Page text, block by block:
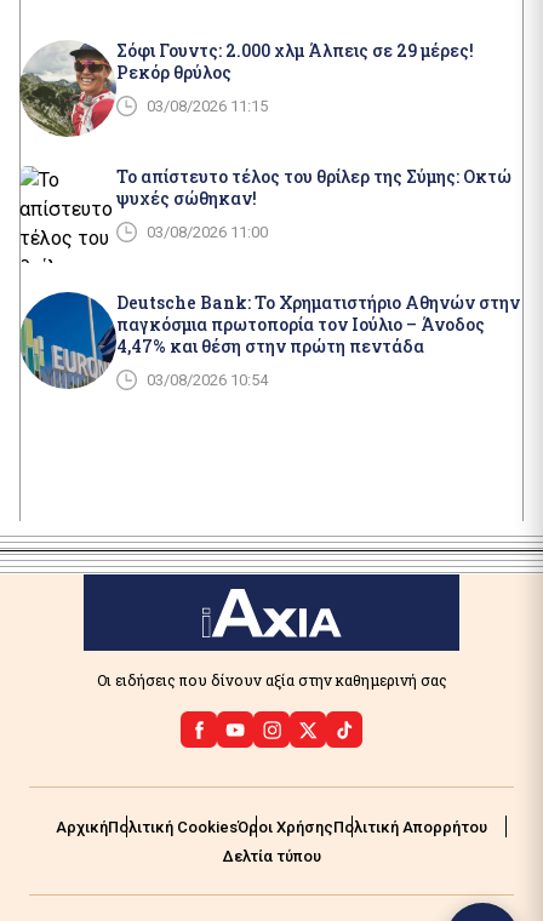
Σόφι Γουντς: 2.000 χλμ Άλπεις σε 29 μέρες!
Ρεκόρ θρύλος
03/08/2026 11:15
Το απίστευτο τέλος του θρίλερ της Σύμης: Οκτώ
ψυχές σώθηκαν!
03/08/2026 11:00
Deutsche Bank: Το Χρηματιστήριο Αθηνών στην
παγκόσμια πρωτοπορία τον Ιούλιο – Άνοδος
4,47% και θέση στην πρώτη πεντάδα
03/08/2026 10:54
Οι ειδήσεις που δίνουν αξία στην καθημερινή σας
ΑρχικήΠολιτική CookiesΌροι ΧρήσηςΠολιτική Απορρήτου
Δελτία τύπου